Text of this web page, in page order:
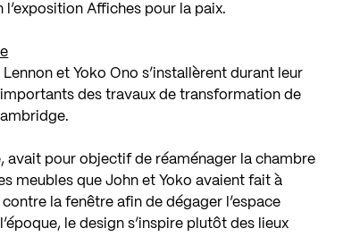
Affiches pour la paix.
et Yoko Ono s’installèrent durant leur
des travaux de transformation de
avait pour objectif de réaménager la chambre
meubles que John et Yoko avaient fait à
la fenêtre afin de dégager l’espace
le design s’inspire plutôt des lieux